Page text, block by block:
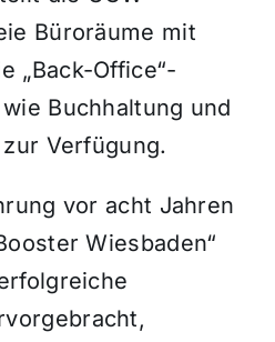
Büroräume mit
„Back-Office“-
Buchhaltung und
Verfügung.
vor acht Jahren
Wiesbaden“